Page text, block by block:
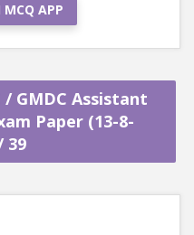
MCQ APP
/ GMDC Assistant
Paper (13-8-
39